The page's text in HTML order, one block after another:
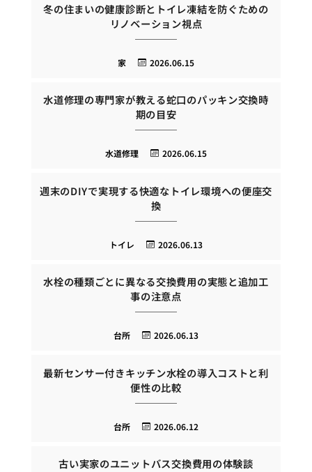
冬の住まいの健康診断とトイレ凍結を防ぐための
リノベーション視点
2026.06.15
家
水道修理の専門家が教える蛇口のパッキン交換時
期の目安
2026.06.15
水道修理
週末のDIYで実現する快適なトイレ環境への便座交
換
2026.06.13
トイレ
水栓の種類ごとに異なる交換費用の実態と追加工
事の注意点
2026.06.13
台所
最新センサー付きキッチン水栓の導入コストと利
便性の比較
2026.06.12
台所
古い実家のユニットバス交換費用の体験談